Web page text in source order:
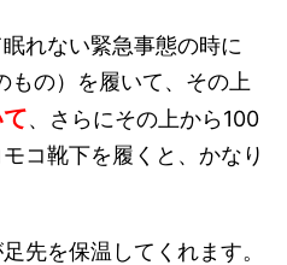
れない緊急事態の時に
もの）を履いて、その上
、さらにその上から100
コ靴下を履くと、かなり
先を保温してくれます。